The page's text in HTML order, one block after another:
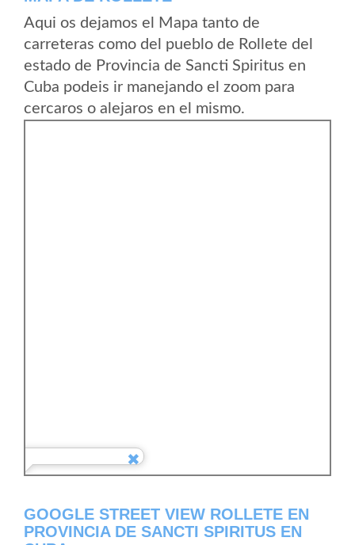
Aqui os dejamos el Mapa tanto de
carreteras como del pueblo de Rollete del
estado de Provincia de Sancti Spiritus en
Cuba podeis ir manejando el zoom para
cercaros o alejaros en el mismo.
GOOGLE STREET VIEW ROLLETE EN
PROVINCIA DE SANCTI SPIRITUS EN